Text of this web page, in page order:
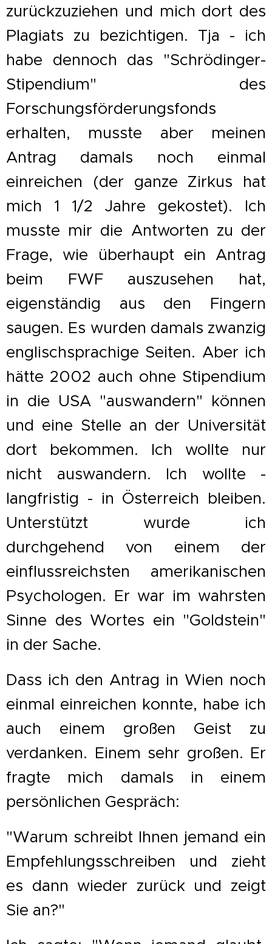
zurückzuziehen und mich dort des
Plagiats zu bezichtigen. Tja - ich
habe dennoch das "Schrödinger-
Stipendium" des
Forschungsförderungsfonds
erhalten, musste aber meinen
Antrag damals noch einmal
einreichen (der ganze Zirkus hat
mich 1 1/2 Jahre gekostet). Ich
musste mir die Antworten zu der
Frage, wie überhaupt ein Antrag
beim FWF auszusehen hat,
eigenständig aus den Fingern
saugen. Es wurden damals zwanzig
englischsprachige Seiten. Aber ich
hätte 2002 auch ohne Stipendium
in die USA "auswandern" können
und eine Stelle an der Universität
dort bekommen. Ich wollte nur
nicht auswandern. Ich wollte -
langfristig - in Österreich bleiben.
Unterstützt wurde ich
durchgehend von einem der
einflussreichsten amerikanischen
Psychologen. Er war im wahrsten
Sinne des Wortes ein "Goldstein"
in der Sache.
Dass ich den Antrag in Wien noch
einmal einreichen konnte, habe ich
auch einem großen Geist zu
verdanken. Einem sehr großen. Er
fragte mich damals in einem
persönlichen Gespräch:
"Warum schreibt Ihnen jemand ein
Empfehlungsschreiben und zieht
es dann wieder zurück und zeigt
Sie an?"